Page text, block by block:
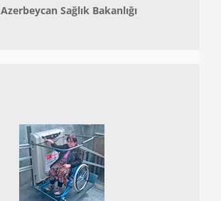
Azerbeycan Sağlık Bakanlığı